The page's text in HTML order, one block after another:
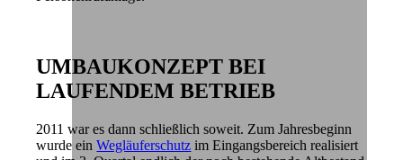
UMBAUKONZEPT BEI
LAUFENDEM BETRIEB
2011 war es dann schließlich soweit. Zum Jahresbeginn
wurde einWegläuferschutz im Eingangsbereich realisiert